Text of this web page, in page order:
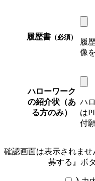
履歴書 （必須）
履
像
ハローワーク
の紹介状（あ
る方のみ）
ハ
は
付
確認画面は表示されま
募する』ボ